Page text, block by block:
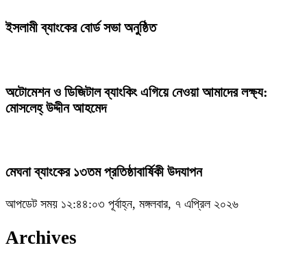
ইসলামী ব্যাংকের বোর্ড সভা অনুষ্ঠিত
অটোমেশন ও ডিজিটাল ব্যাংকিং এগিয়ে নেওয়া আমাদের লক্ষ্য:
মোসলেহ্‌ উদ্দীন আহমেদ
মেঘনা ব্যাংকের ১৩তম প্রতিষ্ঠাবার্ষিকী উদযাপন
আপডেট সময় ১২:৪৪:০৩ পূর্বাহ্ন, মঙ্গলবার, ৭ এপ্রিল ২০২৬
Archives